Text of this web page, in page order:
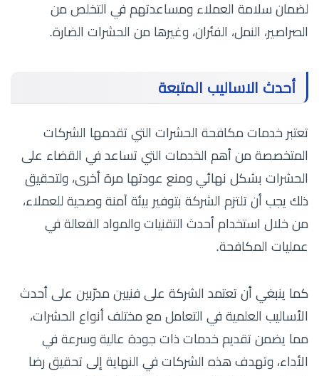
لضمان سلامة العملاء ومساعدتهم في التخلص من
الصراصير، النمل، الفئران، وغيرها من الحشرات الضارة.
أحدث الاساليب المتبعة
تعتبر خدمات مكافحة الحشرات التي تقدمها الشركات
المتخصصة من أهم الخدمات التي تساعد في القضاء على
الحشرات بشكل نهائي ومنع عودتها مرة أخرى، ولتحقيق
ذلك يجب أن تلتزم الشركة بتوفير بيئة آمنة وصحية للعملاء،
من خلال استخدام أحدث التقنيات والمواد الفعالة في
عمليات المكافحة.
كما ينبغي أن تعتمد الشركة على فنيين مدرّبين على أحدث
الأساليب العلمية في التعامل مع مختلف أنواع الحشرات،
مما يضمن تقديم خدمات ذات جودة عالية وسرعة في
الأداء، وتهدف هذه الشركات في النهاية إلى تحقيق رضا